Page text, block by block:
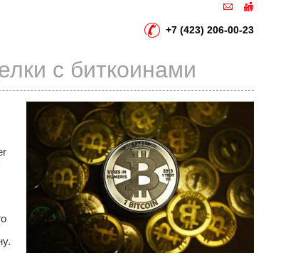
+7 (423) 206-00-23
с биткоинами